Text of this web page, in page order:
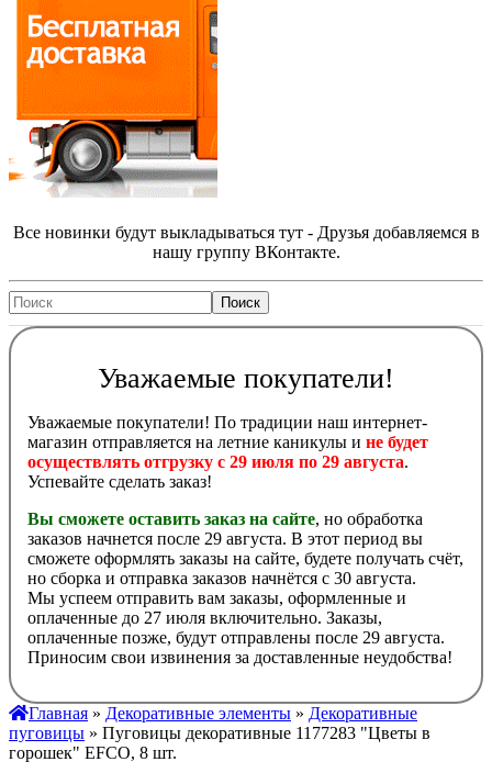
Все новинки будут выкладываться тут - Друзья добавляемся в
нашу группу ВКонтакте.
Уважаемые покупатели!
Уважаемые покупатели! По традиции наш интернет-
магазин отправляется на летние каникулы и не будет
осуществлять отгрузку с 29 июля по 29 августа.
Успевайте сделать заказ!
Вы сможете оставить заказ на сайте, но обработка
заказов начнется после 29 августа. В этот период вы
сможете оформлять заказы на сайте, будете получать счёт,
но сборка и отправка заказов начнётся с 30 августа.
Мы успеем отправить вам заказы, оформленные и
оплаченные до 27 июля включительно. Заказы,
оплаченные позже, будут отправлены после 29 августа.
Приносим свои извинения за доставленные неудобства!
Главная » Декоративные элементы » Декоративные
пуговицы » Пуговицы декоративные 1177283 "Цветы в
горошек" EFCO, 8 шт.